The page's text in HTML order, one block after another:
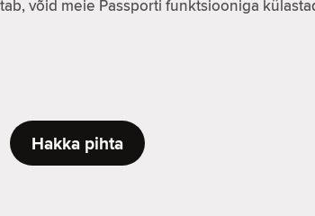
võid meie Passporti funktsiooniga
Hakka pihta